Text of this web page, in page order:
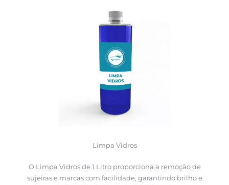
Limpa Vidros
O Limpa Vidros de 1 Litro proporciona a remoção de
sujeiras e marcas com facilidade, garantindo brilho e